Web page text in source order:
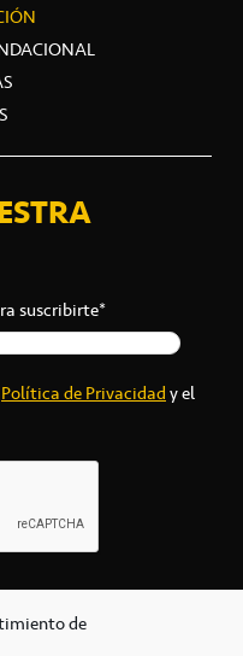
de
suscribirte*
Política de Privacidady el